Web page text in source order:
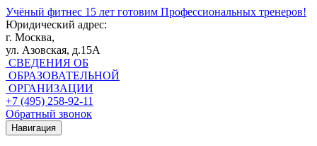
Учёный фитнес 15 лет готовим Профессиональных тренеров!
Юридический адрес:
г. Москва,
ул. Азовская, д.15А
СВЕДЕНИЯ ОБ
ОБРАЗОВАТЕЛЬНОЙ
ОРГАНИЗАЦИИ
+7 (495) 258-92-11
Обратный звонок
Навигация